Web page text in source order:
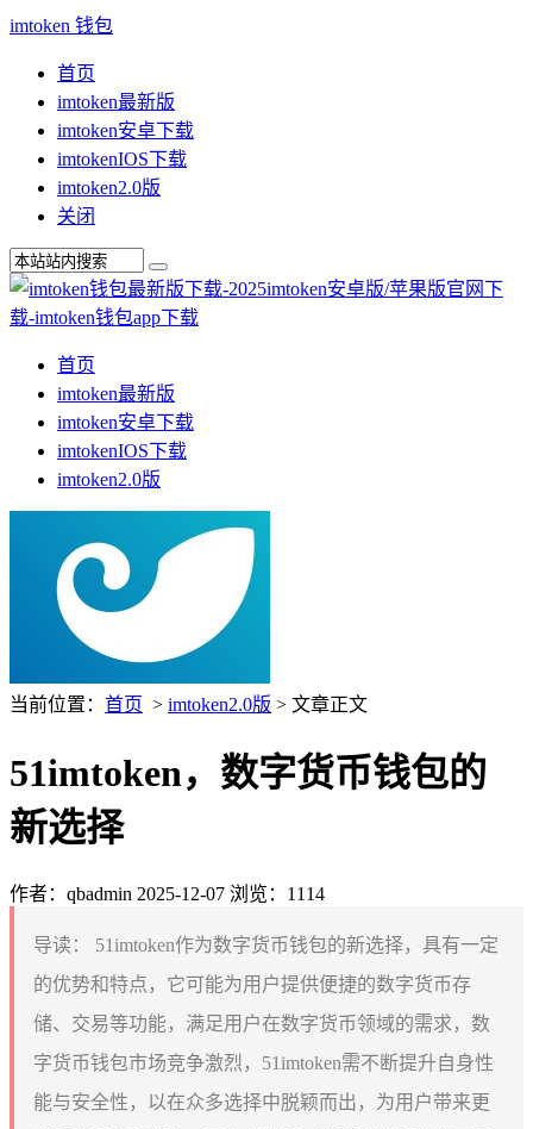
imtoken 钱包
首页
imtoken最新版
imtoken安卓下载
imtokenIOS下载
imtoken2.0版
关闭
首页
imtoken最新版
imtoken安卓下载
imtokenIOS下载
imtoken2.0版
当前位置： 首页 > imtoken2.0版 > 文章正文
51imtoken，数字货币钱包的
新选择
作者：qbadmin 2025-12-07 浏览：1114
导读：
51imtoken作为数字货币钱包的新选择，具有一定
的优势和特点，它可能为用户提供便捷的数字货币存
储、交易等功能，满足用户在数字货币领域的需求，数
字货币钱包市场竞争激烈，51imtoken需不断提升自身性
能与安全性，以在众多选择中脱颖而出，为用户带来更